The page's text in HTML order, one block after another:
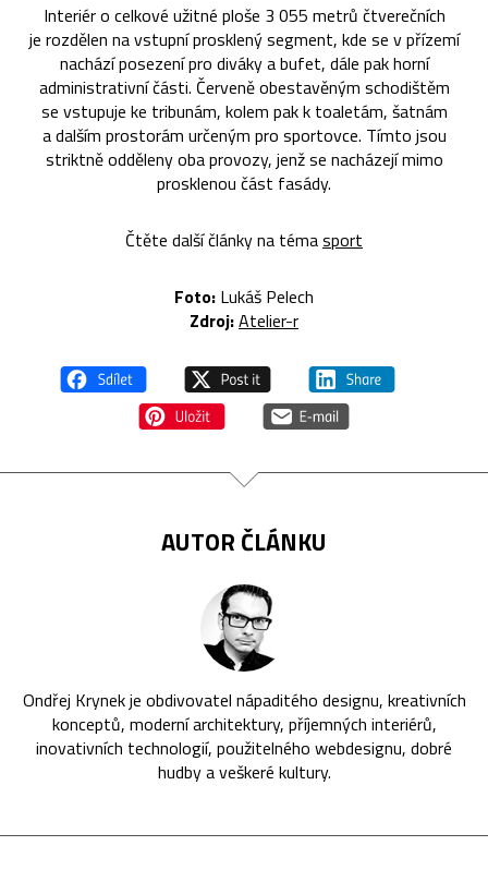
Interiér o celkové užitné ploše 3 055 metrů čtverečních
je rozdělen na vstupní prosklený segment, kde se v přízemí
nachází posezení pro diváky a bufet, dále pak horní
administrativní části. Červeně obestavěným schodištěm
se vstupuje ke tribunám, kolem pak k toaletám, šatnám
a dalším prostorám určeným pro sportovce. Tímto jsou
striktně odděleny oba provozy, jenž se nacházejí mimo
prosklenou část fasády.
Čtěte další články na témasport
Foto: Lukáš Pelech
Zdroj:Atelier-r
AUTOR ČLÁNKU
Ondřej Krynek je obdivovatel nápaditého designu, kreativních
konceptů, moderní architektury, příjemných interiérů,
inovativních technologií, použitelného webdesignu, dobré
hudby a veškeré kultury.